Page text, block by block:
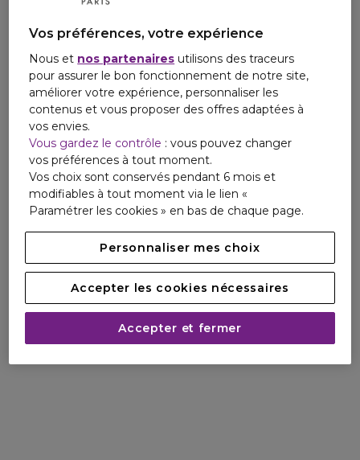
Vos préférences, votre expérience
Nous et nos partenaires utilisons des traceurs
pour assurer le bon fonctionnement de notre site,
améliorer votre expérience, personnaliser les
contenus et vous proposer des offres adaptées à
vos envies.
Vous gardez le contrôle : vous pouvez changer
vos préférences à tout moment.
Vos choix sont conservés pendant 6 mois et
modifiables à tout moment via le lien «
Paramétrer les cookies » en bas de chaque page.
Personnaliser mes choix
Accepter les cookies nécessaires
Accepter et fermer